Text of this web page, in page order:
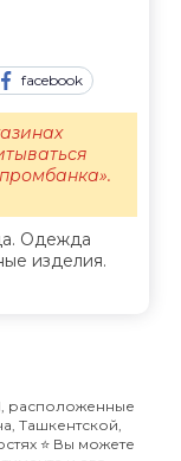
facebook
Одежда
изделия.
расположенные
Ташкентской,
⭐️ Вы можете